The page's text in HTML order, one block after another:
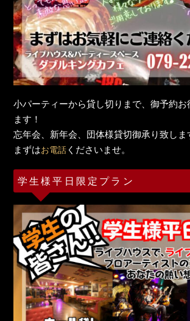
小パーティーから貸し切りまで、御予約お
ます！
忘年会、新年会、団体様貸切御承り致しま
まずはお電話 くださいませ。
学生様平日限定プラン